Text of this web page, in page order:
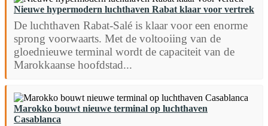
Nieuwe hypermodern luchthaven Rabat klaar voor vertrek
De luchthaven Rabat-Salé is klaar voor een enorme
sprong voorwaarts. Met de voltooiing van de
gloednieuwe terminal wordt de capaciteit van de
Marokkaanse hoofdstad...
Marokko bouwt nieuwe terminal op luchthaven
Casablanca